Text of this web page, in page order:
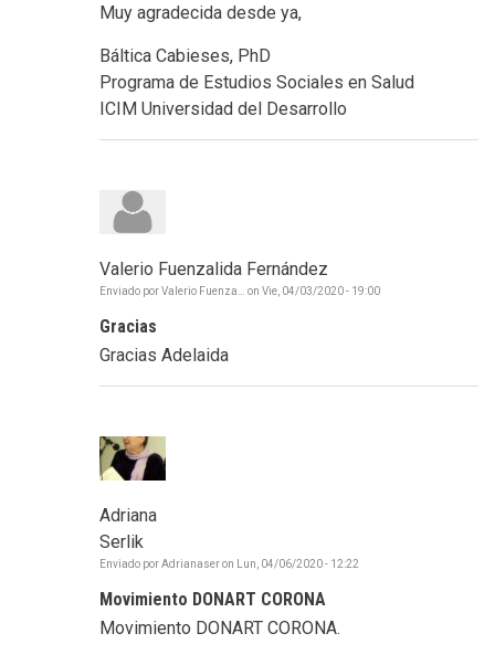
Muy agradecida desde ya,
Báltica Cabieses, PhD
Programa de Estudios Sociales en Salud
ICIM Universidad del Desarrollo
Valerio Fuenzalida Fernández
Enviado porValerio Fuenza… on Vie, 04/03/2020 - 19:00
Gracias
Gracias Adelaida
Adriana
Serlik
Enviado porAdrianaseron Lun, 04/06/2020 - 12:22
Movimiento DONART CORONA
Movimiento DONART CORONA.